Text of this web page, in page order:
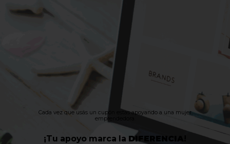
Cada vez que usás un cupón estas apoyando a una mujer
emprendedora.
¡Tu apoyo marca la DIFERENCIA